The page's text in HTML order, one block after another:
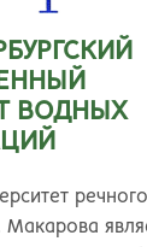
ВОДНЫХ